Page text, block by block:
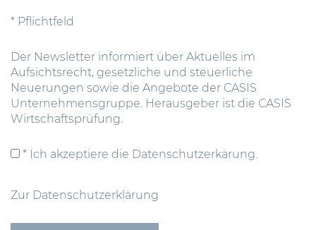
* Pflichtfeld
Der Newsletter informiert über Aktuelles im
Aufsichtsrecht, gesetzliche und steuerliche
Neuerungen sowie die Angebote der CASIS
Unternehmensgruppe. Herausgeber ist die CASIS
Wirtschaftsprüfung.
* Ich akzeptiere die Datenschutzerkärung.
Zur Datenschutzerklärung